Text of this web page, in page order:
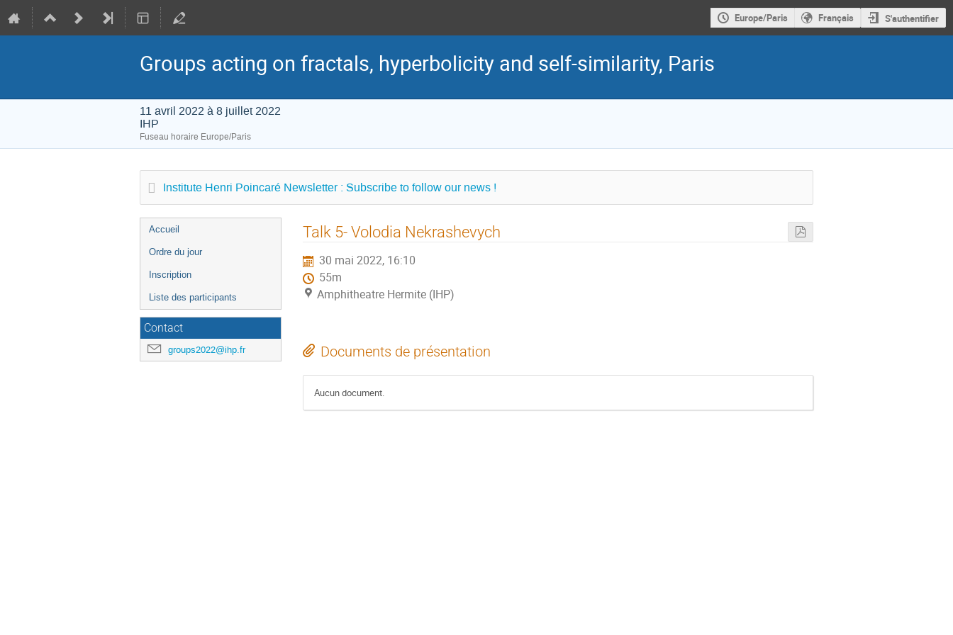
Europe/Paris Français S'authentifier
Groups acting on fractals, hyperbolicity and self-similarity, Paris
11 avril 2022 à 8 juillet 2022
IHP
Fuseau horaire Europe/Paris
Institute Henri Poincaré Newsletter : Subscribe to follow our news !
Menu
de
Accueil
Ordre du jour
Inscription
Liste des participants
Contact
groups2022@ihp.fr
Talk 5- Volodia Nekrashevych
30 mai 2022, 16:10
55m
Amphitheatre Hermite (IHP)
Documents de présentation
Aucun document.